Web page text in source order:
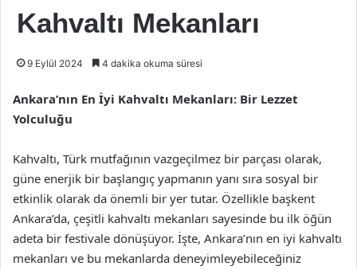
Kahvaltı Mekanları
9 Eylül 2024 4 dakika okuma süresi
Ankara’nın En İyi Kahvaltı Mekanları: Bir Lezzet
Yolculuğu
Kahvaltı, Türk mutfağının vazgeçilmez bir parçası olarak,
güne enerjik bir başlangıç yapmanın yanı sıra sosyal bir
etkinlik olarak da önemli bir yer tutar. Özellikle başkent
Ankara’da, çeşitli kahvaltı mekanları sayesinde bu ilk öğün
adeta bir festivale dönüşüyor. İşte, Ankara’nın en iyi kahvaltı
mekanları ve bu mekanlarda deneyimleyebileceğiniz